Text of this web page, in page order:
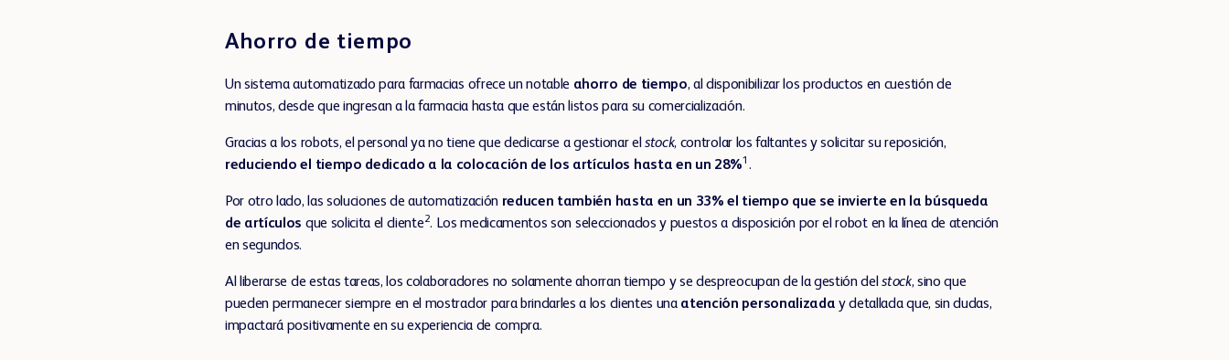
Ahorro de tiempo
Un sistema automatizado para farmacias ofrece un notable ahorro de tiempo, al disponibilizar los productos en cuestión de
minutos, desde que ingresan a la farmacia hasta que están listos para su comercialización.
Gracias a los robots, el personal ya no tiene que dedicarse a gestionar el stock, controlar los faltantes y solicitar su reposición,
reduciendo el tiempo dedicado a la colocación de los artículos hasta en un 28%1 .
Por otro lado, las soluciones de automatización reducen también hasta en un 33% el tiempo que se invierte en la búsqueda
de artículos que solicita el cliente2. Los medicamentos son seleccionados y puestos a disposición por el robot en la línea de atención
en segundos.
Al liberarse de estas tareas, los colaboradores no solamente ahorran tiempo y se despreocupan de la gestión delstock, sino que
pueden permanecer siempre en el mostrador para brindarles a los clientes una atención personalizada y detallada que, sin dudas,
impactará positivamente en su experiencia de compra.